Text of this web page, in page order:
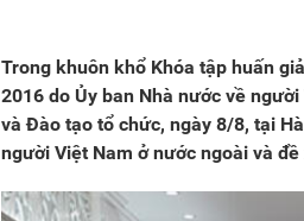
Trong khuôn khổ Khóa tập huấn
2016 do Ủy ban Nhà nước về
và Đào tạo tổ chức, ngày 8/8, tại
người Việt Nam ở nước ngoài và